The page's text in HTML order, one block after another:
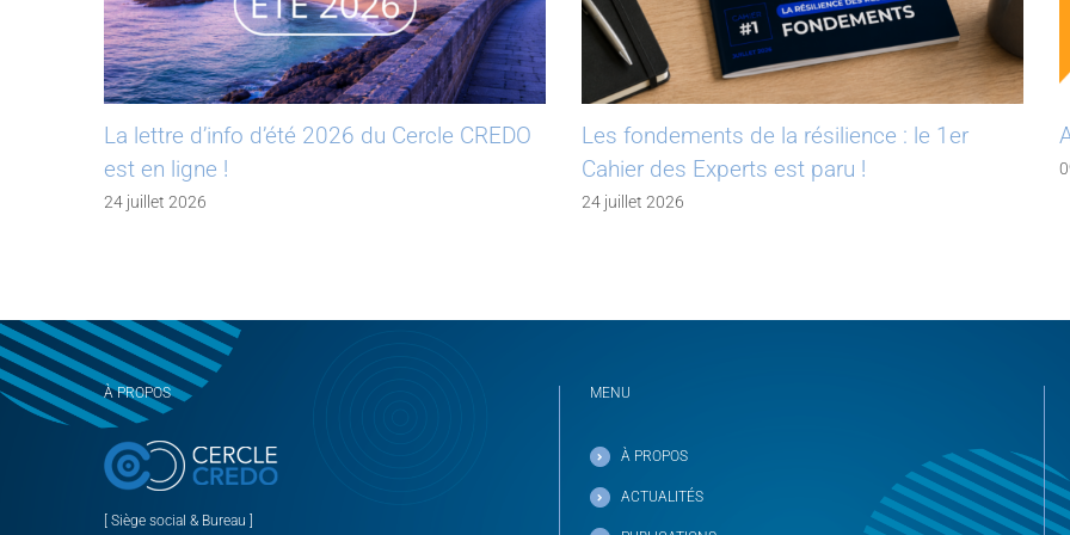
La lettre d’info d’été 2026 du Cercle CREDO
est en ligne !
24 juillet 2026
Les fondements de la résilience : le 1er
Cahier des Experts est paru !
24 juillet 2026
À PROPOS
[ Siège social & Bureau ]
MENU
À PROPOS
ACTUALITÉS